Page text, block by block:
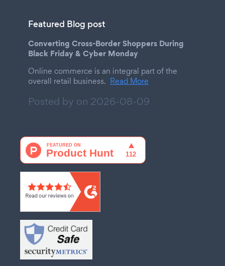
Featured Blog post
Converting Cross-Border Shoppers During
Black Friday & Cyber Monday
Online commerce is an integral part of the
overall retail business. Read More
Posted by on 2026-08-09